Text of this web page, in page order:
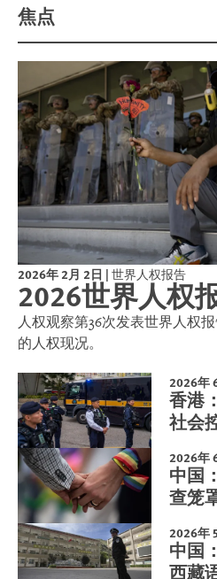
焦点
2026年 2月 2日 | 世界人权报告
2026世界人权
人权观察第36次发表世界人权
的人权现况。
2026年
香港
社会
2026年
中国
查笼
2026年
中国
西藏